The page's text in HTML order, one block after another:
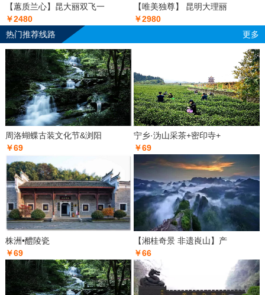
【蕙质兰心】昆大丽双飞一
￥2480
【唯美独尊】 昆明大理丽
￥2980
热门推荐线路
更多
周洛蝴蝶古装文化节&浏阳
￥69
宁乡·沩山采茶+密印寺+
￥69
株洲•醴陵瓷
￥69
【湘桂奇景 非遗崀山】产
￥66